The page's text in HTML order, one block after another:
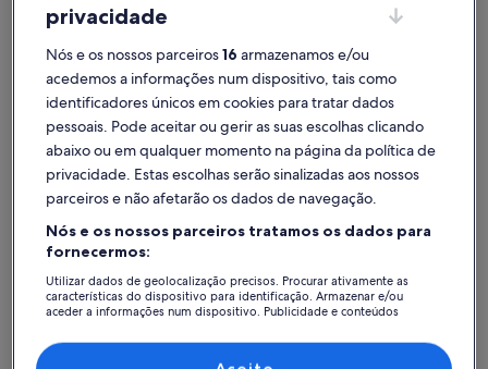
Alojamentos para férias perto de Termas de São Pedro do Sul
Reserve o alojamento para férias perfeito nas imediações de Termas
de São Pedro do Sul. Os alojamentos para férias contam com as
comodidades perfeitas para a sua estadia com amigos, familiares ou
o seu animal de estimação, tais como lareira e jardim. Poderá
escolher um alojamento adequado às necessidades de todos, como
lugares para não fumadores ou acessíveis.
Encontre alojamentos à sua medida
Pesquisar casas Pesquisar apartamentos/pesquisar
privacidade
Nós e os nossos parceiros16 armazenamos e/ou
acedemos a informações num dispositivo, tais como
identificadores únicos em cookies para tratar dados
pessoais. Pode aceitar ou gerir as suas escolhas clicando
abaixo ou em qualquer momento na página da política de
privacidade. Estas escolhas serão sinalizadas aos nossos
parceiros e não afetarão os dados de navegação.
Nós e os nossos parceiros tratamos os dados para
fornecermos:
Utilizar dados de geolocalização precisos. Procurar ativamente as
características do dispositivo para identificação. Armazenar e/ou
aceder a informações num dispositivo. Publicidade e conteúdos
audiência e desenvolvimento de serviços.
Lista de parceiros (fornecedores)